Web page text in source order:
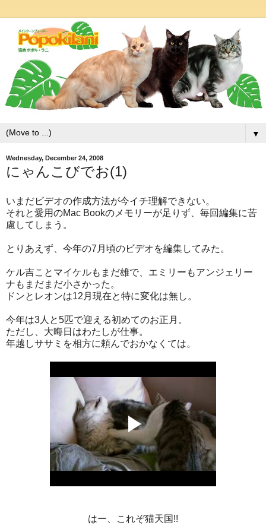
▼
Wednesday, December 24, 2008
にゃんこびでお(1)
いまだビデオの作成方法が今イチ理解できない。
それと愛用のMac Bookのメモリーが足りず、毎回編集に苦
慮してしまう。
とりあえず、今年の7月頃のビデオを編集してみた。
ケル吉ことマイケルもまだ雄で、エミリーもアンジェリー
ナもまだまだ小さかった。
ドンとレオンは12月現在と特に変化は無し。
今年は3人と5匹で迎える初めてのお正月。
ただし、大晦日はわたしが仕事。
年越しササミを相方に頼んでおかなくては。
はー、これぞ猫天国!!